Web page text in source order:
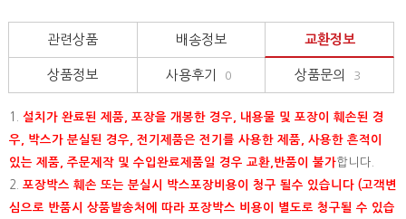
관련상품 배송정보 교환정보
상품정보 사용후기 0 상품문의 3
1. 설치가 완료된 제품, 포장을 개봉한 경우, 내용물 및 포장이 훼손된 경
우, 박스가 분실된 경우, 전기제품은 전기를 사용한 제품, 사용한 흔적이
있는 제품, 주문제작 및 수입완료제품일 경우 교환,반품이 불가합니다.
2. 포장박스 훼손 또는 분실시 박스포장비용이 청구 될수 있습니다 (고객변
심으로 반품시 상품발송처에 따라 포장박스 비용이 별도로 청구될 수 있습